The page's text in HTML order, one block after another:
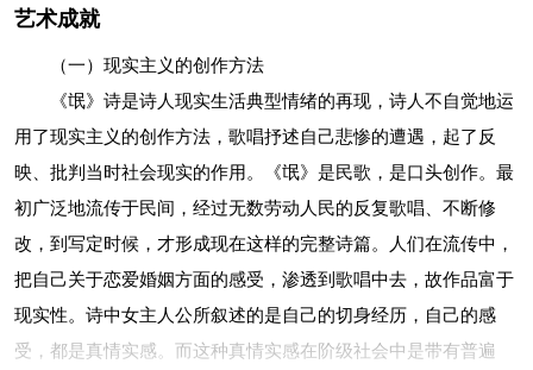
无法摆脱了。
沃若：犹“沃然”，像水浸润过一样有光泽。于嗟鸠兮：于：通
“吁”本义为表示惊怪、不然、感慨等，此处与嗟皆表感慨。鸠：
斑鸠。传说斑鸠吃桑葚过多会醉。耽：迷恋，沉溺。说：通
“脱”，解脱。
桑之落矣，其黄而陨 (yǔn)。自我徂(cú) 尔，三岁食贫。淇水汤
(shāng)汤，渐(jiān)车帷(wéi)裳(cháng)。女也不爽，士贰(èr)其
行。士也罔(wǎng)极，二三其德。
桑树落叶的时候，它的叶子枯黄，纷纷掉落了。自从嫁到你家，
多年来忍受贫苦的生活。淇水波涛滚滚，水花打湿了车上的布
事，既已终结便罢休！
氓：《说文》“氓，民也。”本义为外来的百姓，这里指自彼来此
之民，男子之代称。蚩（chī）蚩：通“嗤嗤”，笑嘻嘻的样子。一
说憨厚、老实的样子。
贸：交易。抱布贸丝是以物易物。
“匪来”二句：是说那人并非真来买丝，是找我商量事情来了。所
商量的事情就是结婚。匪：非，不是。读为“fěi”。即：走近，靠
近。谋：商量。古音咪（mī）。
淇：卫国河名。今河南淇河。
决绝的态度，深刻地反映了古代社会妇女在恋爱婚姻问题上倍受
艺术成就
（一）现实主义的创作方法
《氓》诗是诗人现实生活典型情绪的再现，诗人不自觉地运
用了现实主义的创作方法，歌唱抒述自己悲惨的遭遇，起了反
映、批判当时社会现实的作用。《氓》是民歌，是口头创作。最
初广泛地流传于民间，经过无数劳动人民的反复歌唱、不断修
改，到写定时候，才形成现在这样的完整诗篇。人们在流传中，
把自己关于恋爱婚姻方面的感受，渗透到歌唱中去，故作品富于
现实性。诗中女主人公所叙述的是自己的切身经历，自己的感
受，都是真情实感。而这种真情实感在阶级社会中是带有普遍